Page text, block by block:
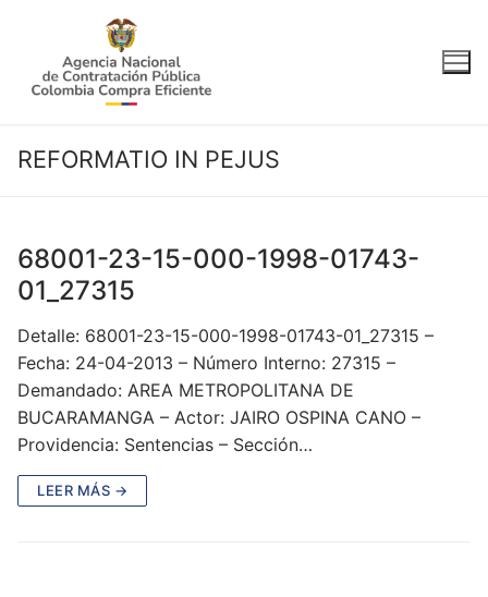
contenido
REFORMATIO IN PEJUS
68001-23-15-000-1998-01743-
01_27315
Detalle: 68001-23-15-000-1998-01743-01_27315 –
Fecha: 24-04-2013 – Número Interno: 27315 –
Demandado: AREA METROPOLITANA DE
BUCARAMANGA – Actor: JAIRO OSPINA CANO –
Providencia: Sentencias – Sección…
LEER MÁS →